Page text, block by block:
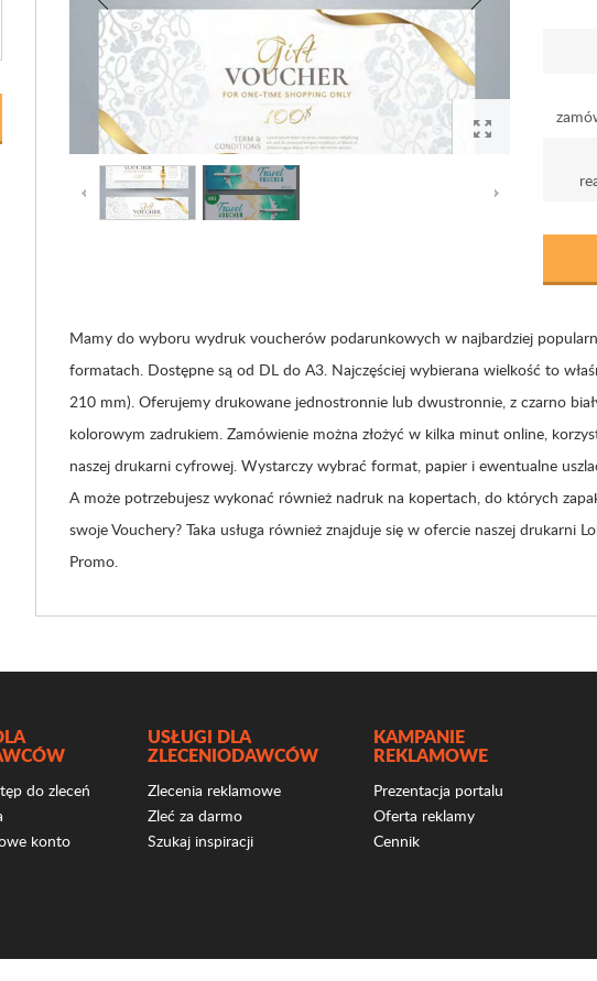
Mamy do wyboru wydruk voucherów podarunkowych w najbardziej
formatach. Dostępne są od DL do A3. Najczęściej wybierana wielkość to
210 mm). Oferujemy drukowane jednostronnie lub dwustronnie, z czarno
kolorowym zadrukiem. Zamówienie można złożyć w kilka minut online,
naszej drukarni cyfrowej. Wystarczy wybrać format, papier i ewentualne
A może potrzebujesz wykonać również nadruk na kopertach, do których
swoje Vouchery? Taka usługa również znajduje się w ofercie naszej drukarni
Promo.
do zleceń
konto
USŁUGI DLA
ZLECENIODAWCÓW
Zlecenia reklamowe
Zleć za darmo
Szukaj inspiracji
KAMPANIE
REKLAMOWE
Prezentacja portalu
Oferta reklamy
Cennik